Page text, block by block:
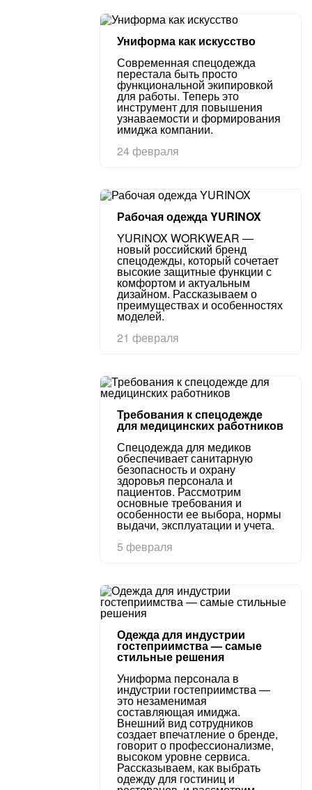
Униформа как искусство
Современная спецодежда
перестала быть просто
функциональной экипировкой
для работы. Теперь это
инструмент для повышения
узнаваемости и формирования
имиджа компании.
24 февраля
Рабочая одежда YURINOX
YURiNOX WORKWEAR —
новый российский бренд
спецодежды, который сочетает
высокие защитные функции с
комфортом и актуальным
дизайном. Рассказываем о
преимуществах и особенностях
моделей.
21 февраля
Требования к спецодежде
для медицинских работников
Спецодежда для медиков
обеспечивает санитарную
безопасность и охрану
здоровья персонала и
пациентов. Рассмотрим
основные требования и
особенности ее выбора, нормы
выдачи, эксплуатации и учета.
5 февраля
Одежда для индустрии
гостеприимства — самые
стильные решения
Униформа персонала в
индустрии гостеприимства —
это незаменимая
составляющая имиджа.
Внешний вид сотрудников
создает впечатление о бренде,
говорит о профессионализме,
высоком уровне сервиса.
Рассказываем, как выбрать
одежду для гостиниц и